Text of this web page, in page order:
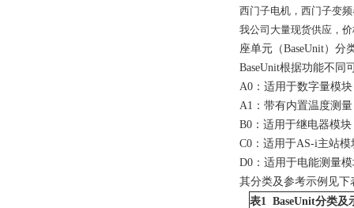
西门子电机，西门子变
我公司大量现货供应，
座单元（BaseUnit）分
BaseUnit根据功能不同
A0 ：适用于数字量模
A1 ：带有内置温度测
B0 ：适用于继电器模块
C0 ：适用于AS-i主站模
D0 ：适用于电能测量
其分类及参考示例见下
表1 BaseUnit分类及